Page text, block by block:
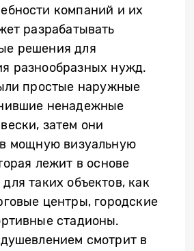
компаний и их
разрабатывать
решения для
разнообразных нужд.
простые наружные
ненадежные
затем они
мощную визуальную
лежит в основе
таких объектов, как
центры, городские
стадионы.
смотрит в